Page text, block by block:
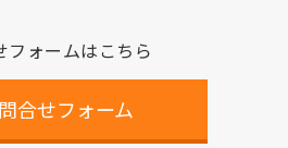
フォームはこちら
合せフォーム